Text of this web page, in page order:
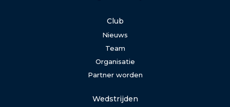
Club
Nieuws
Team
Organisatie
Partner worden
Wedstrijden